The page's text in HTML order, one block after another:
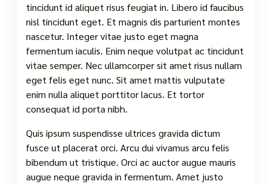
tincidunt id aliquet risus feugiat in. Libero id faucibus
nisl tincidunt eget. Et magnis dis parturient montes
nascetur. Integer vitae justo eget magna
fermentum iaculis. Enim neque volutpat ac tincidunt
vitae semper. Nec ullamcorper sit amet risus nullam
eget felis eget nunc. Sit amet mattis vulputate
enim nulla aliquet porttitor lacus. Et tortor
consequat id porta nibh.
Quis ipsum suspendisse ultrices gravida dictum
fusce ut placerat orci. Arcu dui vivamus arcu felis
bibendum ut tristique. Orci ac auctor augue mauris
augue neque gravida in fermentum. Amet justo